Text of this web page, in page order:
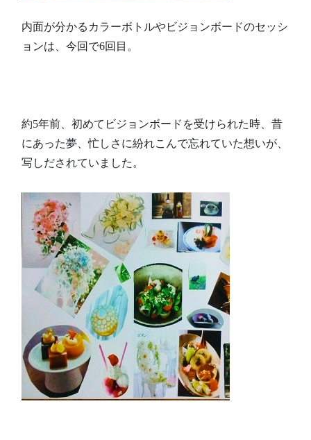
内面が分かるカラーボトルやビジョンボードのセッシ
ョンは、今回で6回目。
約5年前、初めてビジョンボードを受けられた時、昔
にあった夢、忙しさに紛れこんで忘れていた想いが、
写しだされていました。